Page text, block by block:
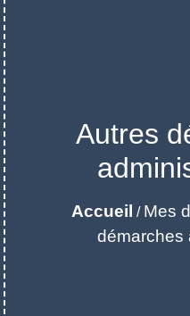
Autres
Accueil / Mes
démarches